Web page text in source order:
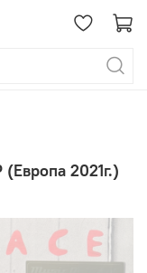
2021г.)